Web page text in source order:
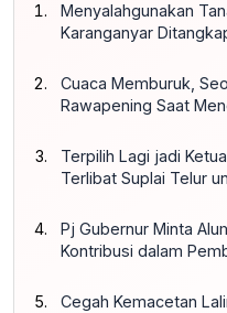
Menyalahgunakan
Karanganyar
Cuaca Memburuk,
Rawapening Saat
Terpilih Lagi jadi
Terlibat Suplai Telur
Pj Gubernur Minta
Kontribusi dalam
Cegah Kemacetan